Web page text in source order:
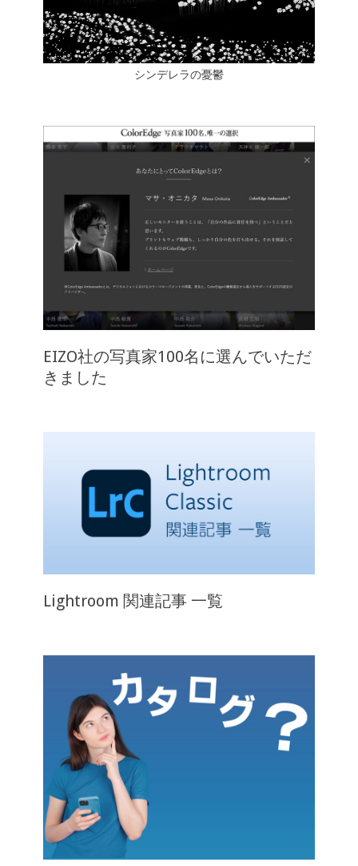
シンデレラの憂鬱
EIZO社の写真家100名に選んでいただ
きました
Lightroom 関連記事 一覧